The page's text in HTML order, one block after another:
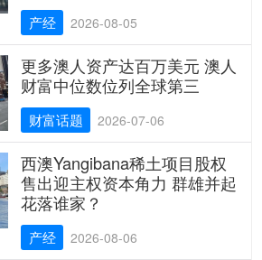
产经 2026-08-05
更多澳人资产达百万美元 澳人
财富中位数位列全球第三
财富话题 2026-07-06
西澳Yangibana稀土项目股权
售出迎主权资本角力 群雄并起
花落谁家？
产经 2026-08-06